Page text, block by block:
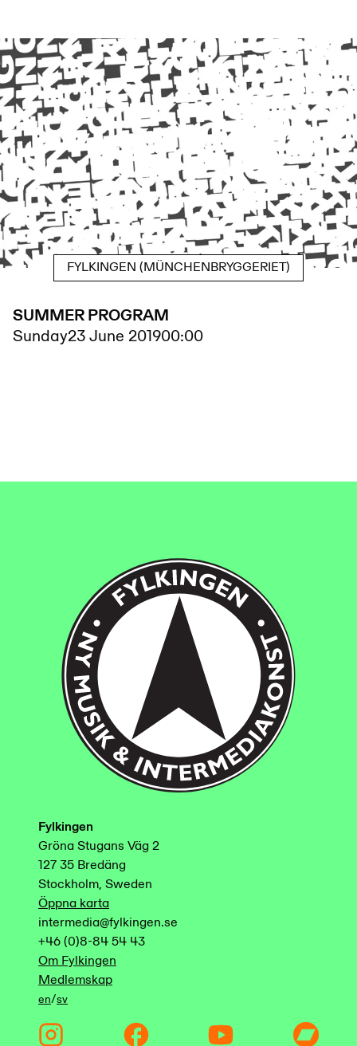
FYLKINGEN (MÜNCHENBRYGGERIET)
SUMMER PROGRAM
Sunday23 June 201900:00
Fylkingen
Gröna Stugans Väg 2
127 35 Bredäng
Stockholm, Sweden
Öppna karta
intermedia@fylkingen.se
+46 (0)8-84 54 43
Om Fylkingen
Medlemskap
en/sv